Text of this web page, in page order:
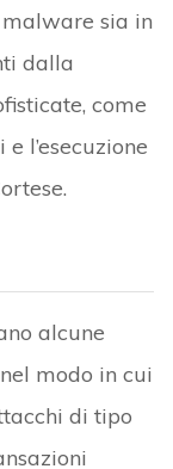
sia in
dalla
come
l’esecuzione
alcune
modo in cui
di tipo